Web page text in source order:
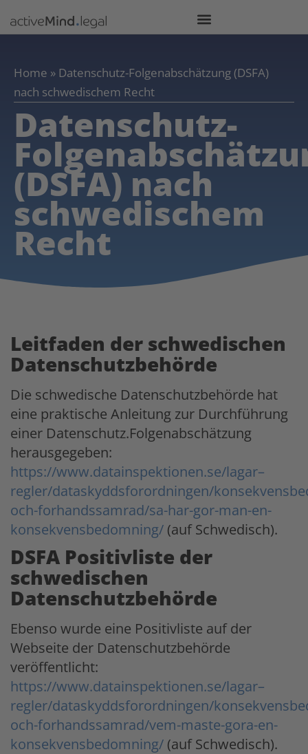
Home » Datenschutz-Folgenabschätzung (DSFA)
nach schwedischem Recht
Datenschutz-
(DSFA) nach
schwedischem
Recht
Leitfaden der schwedischen
Datenschutzbehörde
Die schwedische Datenschutzbehörde hat
eine praktische Anleitung zur Durchführung
einer Datenschutz.Folgenabschätzung
herausgegeben:
https://www.datainspektionen.se/lagar–
regler/dataskyddsforordningen/
och-forhandssamrad/sa-har-gor-man-en-
konsekvensbedomning/ (auf Schwedisch).
DSFA Positivliste der
schwedischen
Datenschutzbehörde
Ebenso wurde eine Positivliste auf der
Webseite der Datenschutzbehörde
veröffentlicht:
https://www.datainspektionen.se/lagar–
regler/dataskyddsforordningen/
och-forhandssamrad/vem-maste-gora-en-
konsekvensbedomning/ (auf Schwedisch).